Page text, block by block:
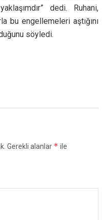
dedi. Ruhani,
bu engellemeleri aştığını
söyledi.
Gerekli alanlar * ile